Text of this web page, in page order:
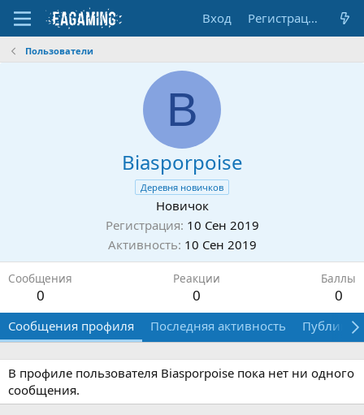
Вход Регистрация
Пользователи
B
Biasporpoise
Деревня новичков
Новичок
Регистрация 10 Сен 2019
Активность 10 Сен 2019
Сообщения
0
Реакции
0
Баллы
0
Сообщения профиля Последняя активность
В профиле пользователя Biasporpoise пока нет ни одного
сообщения.